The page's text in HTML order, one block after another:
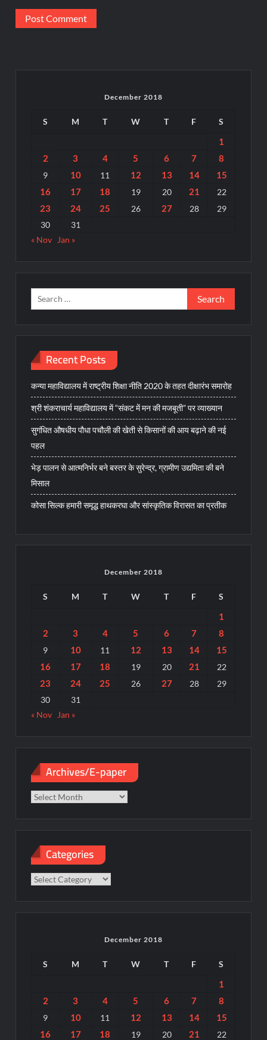
December 2018
S M T W T F S
1
2
3 4 5 6 7 8
9 10 11 12 13 14
15
16
17 18 19 20 21 22
23 24 25 26 27 28
29
30
31
« Nov
Jan »
Search
for:
Recent Posts
कन्या महाविद्यालय में राष्ट्रीय शिक्षा नीति 2020 के तहत दीक्षारंभ समारोह
श्री शंकराचार्य महाविद्यालय में “संकट में मन की मजबूती” पर व्याख्यान
सुगंधित औषधीय पौधा पचौली की खेती से किसानों की आय बढ़ाने की नई
पहल
भेड़ पालन से आत्मनिर्भर बने बस्तर के सुरेन्द्र, ग्रामीण उद्यमिता की बने
मिसाल
कोसा सिल्क हमारी समृद्ध हाथकरघा और सांस्कृतिक विरासत का प्रतीक
December 2018
S M T W T F S
1
2
3 4 5 6 7 8
9 10 11 12 13 14
15
16
17 18 19 20 21 22
23 24 25 26 27 28
29
30
31
« Nov
Jan »
Archives/E-paper
Categories
Categories
December 2018
S M T W T F S
1
2
3 4 5 6 7 8
9 10 11 12 13 14
15
16
17 18 19 20 21 22